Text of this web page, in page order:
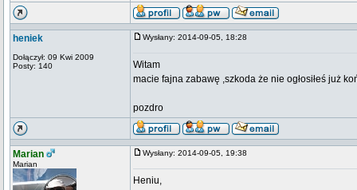
heniek
Dołączył: 09 Kwi 2009
Posty: 140
Wysłany: 2014-09-05, 18:28
Witam
macie fajna zabawę ,szkoda że nie ogłosiłeś już
pozdro
Marian
Marian
Wysłany: 2014-09-05, 19:38
Heniu,